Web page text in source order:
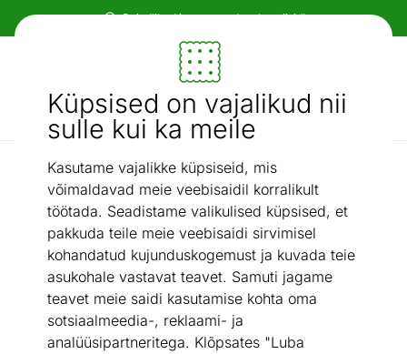
Küpsised on vajalikud nii
sulle kui ka meile
Kasutame vajalikke küpsiseid, mis
võimaldavad meie veebisaidil korralikult
töötada. Seadistame valikulised küpsised, et
pakkuda teile meie veebisaidi sirvimisel
kohandatud kujunduskogemust ja kuvada teie
asukohale vastavat teavet. Samuti jagame
teavet meie saidi kasutamise kohta oma
sotsiaalmeedia-, reklaami- ja
analüüsipartneritega. Klõpsates "Luba
Paindlikud ja mugavad makseviisid!
Mööbel ja sisustus - ON24
Otsi...
AI otsing
Kontinentaalvoodid / Kontinentaalvoodi Oregon 160x200 cm